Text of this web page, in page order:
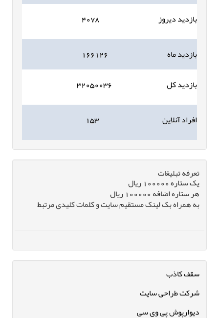
بازدید دیروز ۴۰۷۸
بازدید ماه
۱۶۶۱۲۶
بازدید کل
۳۲۰۵۰۰۳۶
افراد آنلاین ۱۵۳
تعرفه تبلیغات
یک ستاره 100000 ریال
هر ستاره اضافه 100000 ریال
به همراه بک لینک مستقیم سایت و کلمات کلیدی مرتبط
سقف کاذب
شرکت طراحی سایت
دیوارپوش پی وی سی